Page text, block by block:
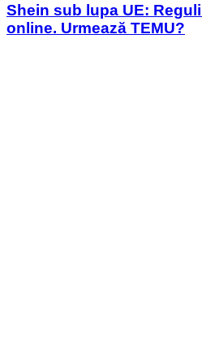
Shein sub lupa UE:
online. Urmează TEMU?